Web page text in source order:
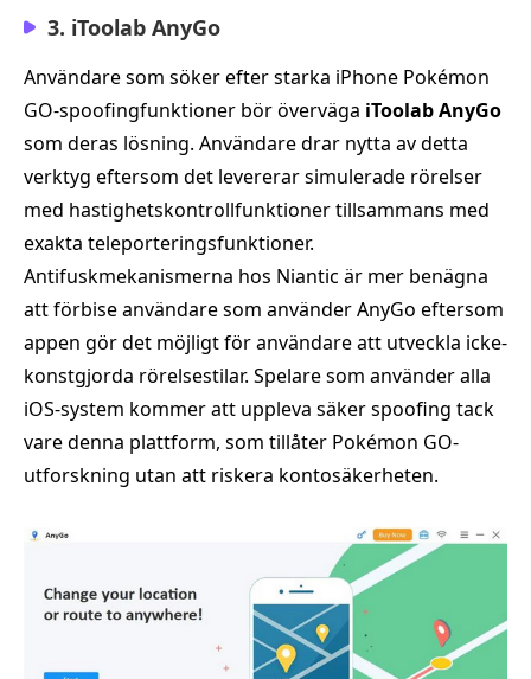
3. iToolab AnyGo
Användare som söker efter starka iPhone Pokémon
GO-spoofingfunktioner bör överväga iToolab AnyGo
som deras lösning. Användare drar nytta av detta
verktyg eftersom det levererar simulerade rörelser
med hastighetskontrollfunktioner tillsammans med
exakta teleporteringsfunktioner.
Antifuskmekanismerna hos Niantic är mer benägna
att förbise användare som använder AnyGo eftersom
appen gör det möjligt för användare att utveckla icke-
konstgjorda rörelsestilar. Spelare som använder alla
iOS-system kommer att uppleva säker spoofing tack
vare denna plattform, som tillåter Pokémon GO-
utforskning utan att riskera kontosäkerheten.